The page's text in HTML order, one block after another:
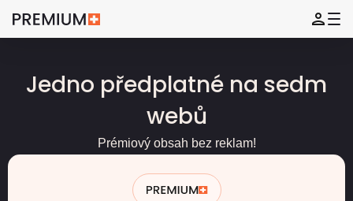
Jedno předplatné na sedm
webů
Prémiový obsah bez reklam!